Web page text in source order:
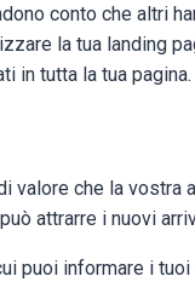
conto che altri
la tua landing
in tutta la tua pagina.
valore che la vostra
attrarre i nuovi
puoi informare i